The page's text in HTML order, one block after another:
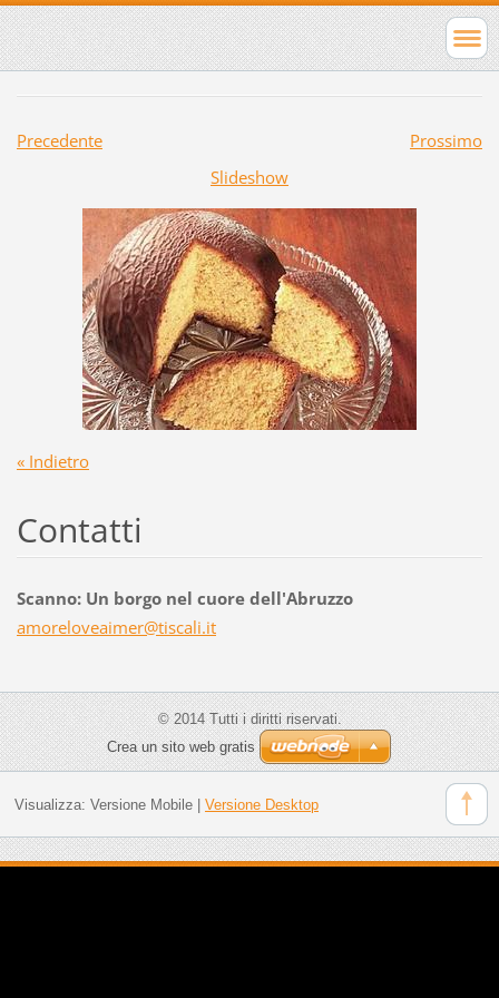
Precedente
Prossimo
Slideshow
« Indietro
Contatti
Scanno: Un borgo nel cuore dell'Abruzzo
amoreloveaimer@tiscali.it
© 2014 Tutti i diritti riservati.
Crea un sito web gratis
Visualizza: Versione Mobile| Versione Desktop